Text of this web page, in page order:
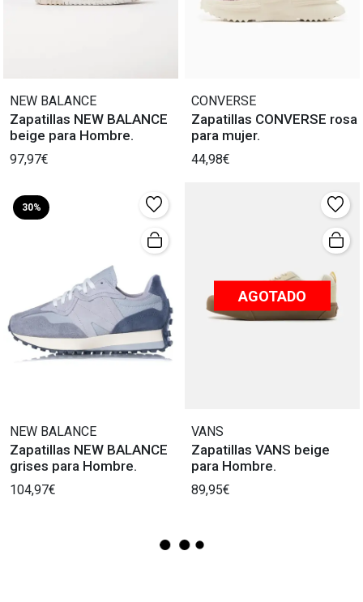
NEW BALANCE
Zapatillas NEW BALANCE
beige para Hombre.
97,97€
CONVERSE
Zapatillas CONVERSE rosa
para mujer.
44,98€
30%
NEW BALANCE
Zapatillas NEW BALANCE
grises para Hombre.
104,97€
AGOTADO
VANS
Zapatillas VANS beige
para Hombre.
89,95€